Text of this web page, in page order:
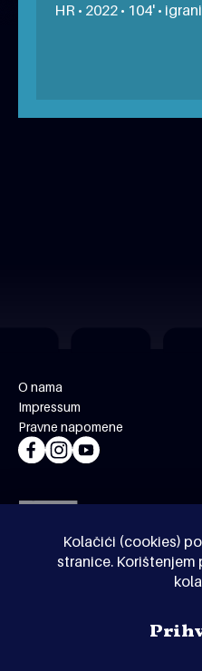
Kolačići (cookies)
stranice.
HR • 2022 • 104' •
FESTIVAL EMPATIJE
O nama
Impressum
Pravne napomene
© Kinoholik 2026. Kinoholik
Organizatori zadržavaju pravo